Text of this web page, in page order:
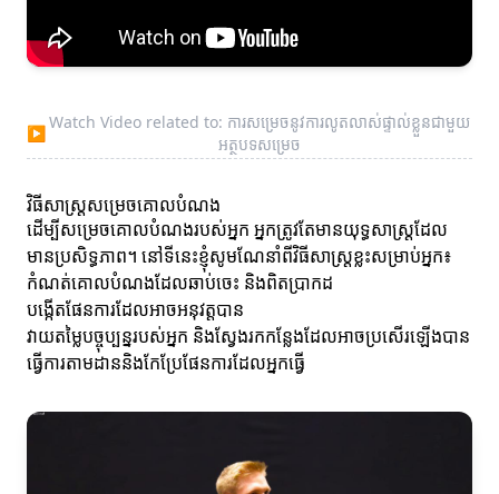
▶
Watch Video related to: ការសម្រេចនូវការលូតលាស់ផ្ទាល់ខ្លួនជាមួយ
អត្ថបទសម្រេច
វិធីសាស្ត្រសម្រេចគោលបំណង
ដើម្បីសម្រេចគោលបំណងរបស់អ្នក អ្នកត្រូវតែមានយុទ្ធសាស្ត្រដែល
មានប្រសិទ្ធភាព។ នៅទីនេះខ្ញុំសូមណែនាំពីវិធីសាស្ត្រខ្លះសម្រាប់អ្នក៖
កំណត់គោលបំណងដែលឆាប់ចេះ និងពិតប្រាកដ
បង្កើតផែនការដែលអាចអនុវត្តបាន
វាយតម្លៃបច្ចុប្បន្នរបស់អ្នក និងស្វែងរកកន្លែងដែលអាចប្រសើរឡើងបាន
ធ្វើការតាមដាននិងកែប្រែផែនការដែលអ្នកធ្វើ